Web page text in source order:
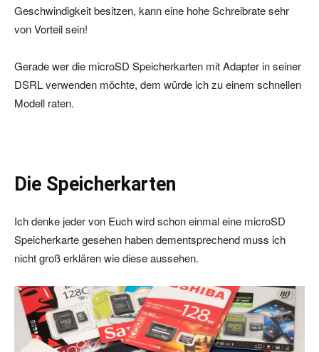
Geschwindigkeit besitzen, kann eine hohe Schreibrate sehr
von Vorteil sein!
Gerade wer die microSD Speicherkarten mit Adapter in seiner
DSRL verwenden möchte, dem würde ich zu einem schnellen
Modell raten.
Die Speicherkarten
Ich denke jeder von Euch wird schon einmal eine microSD
Speicherkarte gesehen haben dementsprechend muss ich
nicht groß erklären wie diese aussehen.